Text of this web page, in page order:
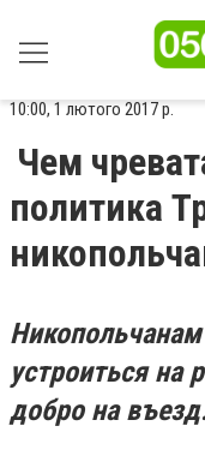
10:00, 1 лютого 2017 р.
Чем
политика
устроиться на
добро на